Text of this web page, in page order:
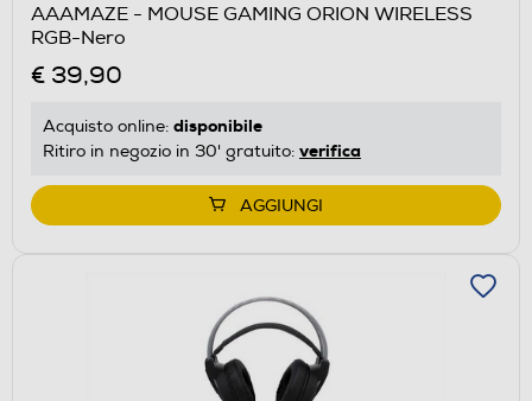
AAAMAZE - MOUSE GAMING ORION WIRELESS
RGB-Nero
€ 39,90
Acquisto online: disponibile
Ritiro in negozio in 30' gratuito: verifica
AGGIUNGI